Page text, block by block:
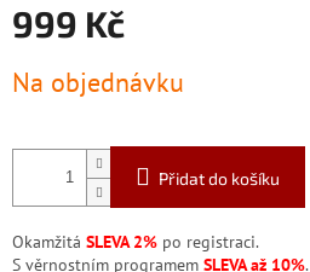
999 Kč
cena:
Na objednávku
Přidat do košíku
Okamžitá SLEVA 2% po registraci.
S věrnostním programem SLEVA až 10%.